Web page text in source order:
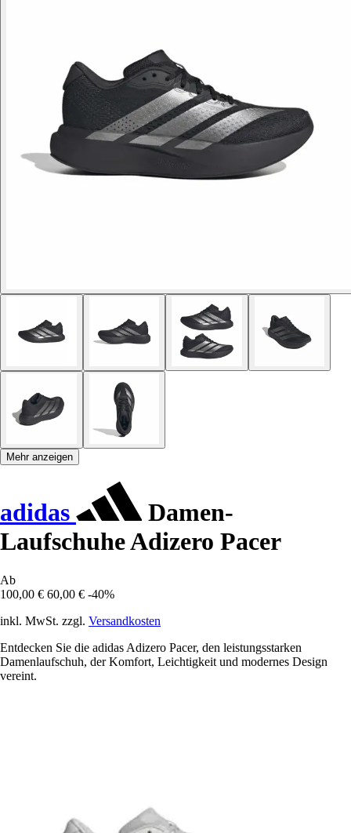
Mehr anzeigen
adidas
Damen-
Laufschuhe Adizero Pacer
Ab
100,00 € 60,00 € -40%
inkl. MwSt. zzgl. Versandkosten
Entdecken Sie die adidas Adizero Pacer, den leistungsstarken
Damenlaufschuh, der Komfort, Leichtigkeit und modernes Design
vereint.